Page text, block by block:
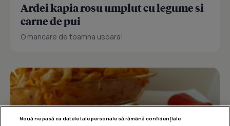
Ardei kapia rosu umplut cu legume si
carne de pui
O mancare de toamna usoara!
Nouă ne pasă ca datele tale personale să rămână confidențiale